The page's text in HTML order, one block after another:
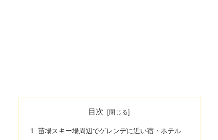
目次
苗場スキー場周辺でゲレンデに近い宿・ホテル